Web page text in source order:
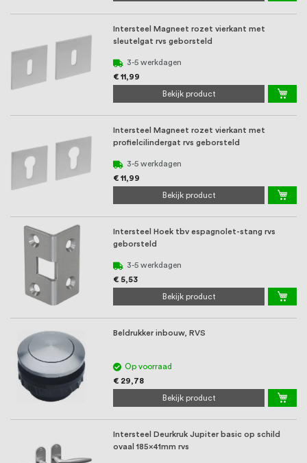
Intersteel Magneet rozet vierkant met
sleutelgat rvs geborsteld
3-5 werkdagen
€ 11,99
Bekijk product
Intersteel Magneet rozet vierkant met
profielcilindergat rvs geborsteld
3-5 werkdagen
€ 11,99
Bekijk product
Intersteel Hoek tbv espagnolet-stang rvs
geborsteld
3-5 werkdagen
€ 5,53
Bekijk product
Beldrukker inbouw, RVS
Op voorraad
€ 29,78
Bekijk product
Intersteel Deurkruk Jupiter basic op schild
ovaal 185x41mm rvs